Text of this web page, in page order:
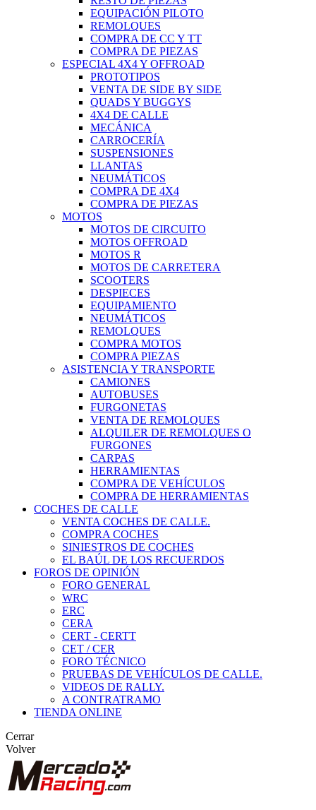
EQUIPACIÓN PILOTO
REMOLQUES
COMPRA DE CC Y TT
COMPRA DE PIEZAS
ESPECIAL 4X4 Y OFFROAD
PROTOTIPOS
VENTA DE SIDE BY SIDE
QUADS Y BUGGYS
4X4 DE CALLE
MECÁNICA
CARROCERÍA
SUSPENSIONES
LLANTAS
NEUMÁTICOS
COMPRA DE 4X4
COMPRA DE PIEZAS
MOTOS
MOTOS DE CIRCUITO
MOTOS OFFROAD
MOTOS R
MOTOS DE CARRETERA
SCOOTERS
DESPIECES
EQUIPAMIENTO
NEUMÁTICOS
REMOLQUES
COMPRA MOTOS
COMPRA PIEZAS
ASISTENCIA Y TRANSPORTE
CAMIONES
AUTOBUSES
FURGONETAS
VENTA DE REMOLQUES
ALQUILER DE REMOLQUES O
FURGONES
CARPAS
HERRAMIENTAS
COMPRA DE VEHÍCULOS
COMPRA DE HERRAMIENTAS
COCHES DE CALLE
VENTA COCHES DE CALLE.
COMPRA COCHES
SINIESTROS DE COCHES
EL BAÚL DE LOS RECUERDOS
FOROS DE OPINIÓN
FORO GENERAL
WRC
ERC
CERA
CERT - CERTT
CET / CER
FORO TÉCNICO
PRUEBAS DE VEHÍCULOS DE CALLE.
VIDEOS DE RALLY.
A CONTRATRAMO
TIENDA ONLINE
Cerrar
Volver